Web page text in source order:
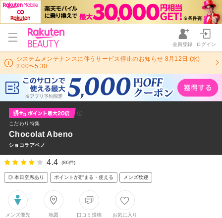
会員登録 ログイン
システムメンテナンスに伴うサービス停止のお知らせ 8月12日 (水)
2:00〜5:30
こだわり特集
Chocolat Abeno
ショコラアベノ
4.4 (86件)
◎ 本日空席あり ポイントが貯まる・使える メンズ歓迎
メンズ優先
地図
口コミ投稿
お気に入り